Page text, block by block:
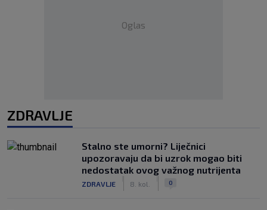
Oglas
ZDRAVLJE
Stalno ste umorni? Liječnici
upozoravaju da bi uzrok mogao biti
nedostatak ovog važnog nutrijenta
ZDRAVLJE 8. kol. 0